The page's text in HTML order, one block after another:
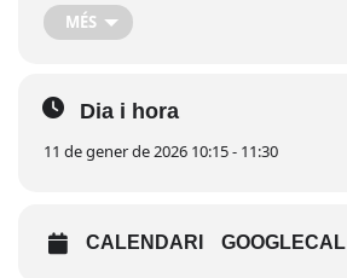
MÉS
Dia i hora
11 de gener de 2026 10:15 - 11:30
CALENDARI GOOGLECAL